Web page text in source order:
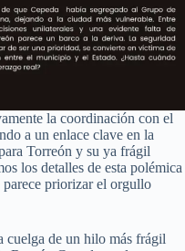
la coordinación con el
a un enlace clave en la
Torreón y su ya frágil
los detalles de esta polémica
parece priorizar el orgullo
cuelga de un hilo más frágil